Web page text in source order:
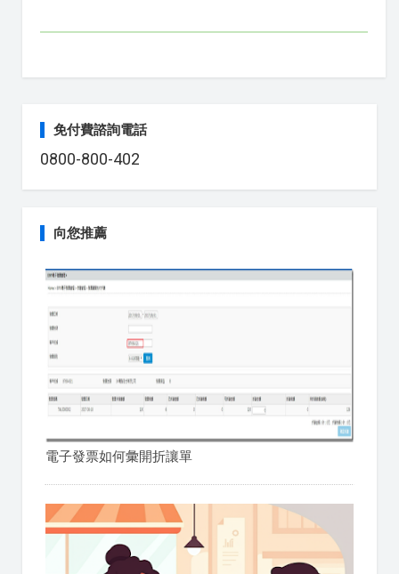
免付費諮詢電話
0800-800-402
向您推薦
電子發票如何彙開折讓單